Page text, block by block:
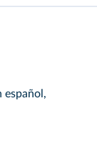
español,